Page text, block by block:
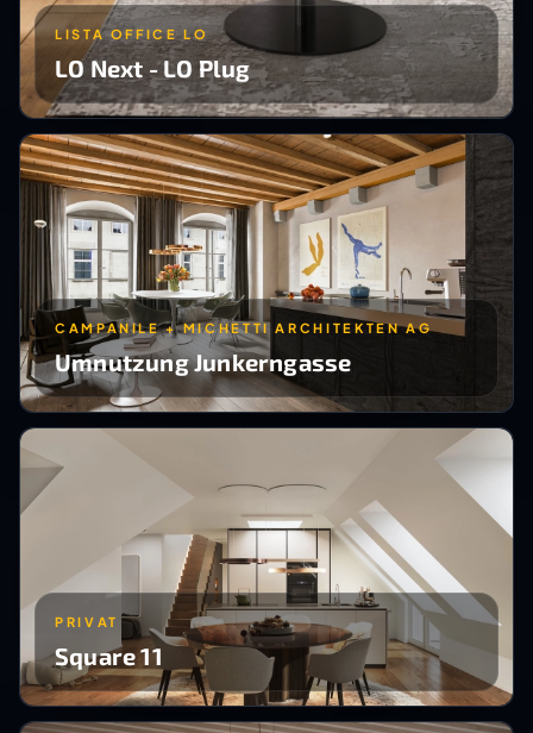
LISTA OFFICE LO
LO Next - LO Plug
CAMPANILE + MICHETTI ARCHITEKTEN AG
Umnutzung Junkerngasse
PRIVAT
Square 11